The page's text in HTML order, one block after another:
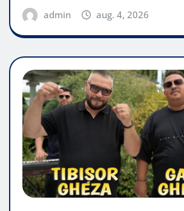
admin aug. 4, 2026